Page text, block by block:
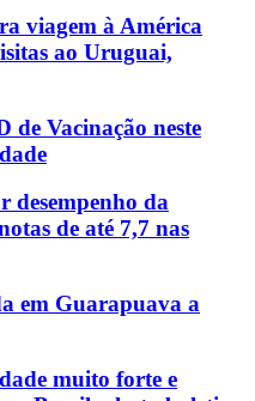
viagem à América
ao Uruguai,
Vacinação neste
desempenho da
de até 7,7 nas
em Guarapuava a
muito forte e